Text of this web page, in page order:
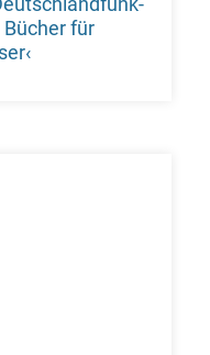
Bücher für